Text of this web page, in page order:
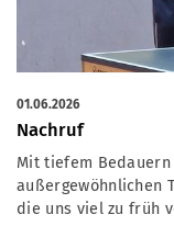
01.06.2026
Nachruf
Mit tiefem
außergewöhnlichen
die uns viel zu früh